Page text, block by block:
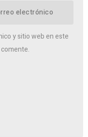
y sitio web en este